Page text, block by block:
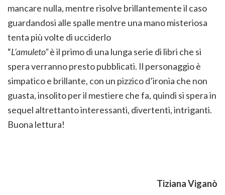
mancare nulla, mentre risolve brillantemente il caso
guardandosi alle spalle mentre una mano misteriosa
tenta più volte di ucciderlo
“L’amuleto”è il primo di una lunga serie di libri che si
spera verranno presto pubblicati. Il personaggio è
simpatico e brillante, con un pizzico d’ironia che non
guasta, insolito per il mestiere che fa, quindi si spera in
sequel altrettanto interessanti, divertenti, intriganti.
Buona lettura!
Tiziana Viganò